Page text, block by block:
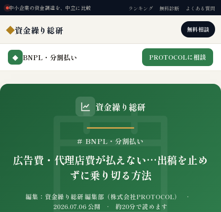
中小企業の資金調達を、中立に比較 ランキング 無料診断 よくある質問
◆資金繰り総研 無料相談
◆ BNPL・分割払い PROTOCOLに相談
資金繰り総研
# BNPL・分割払い
広告費・代理店費が払えない…出稿を止め
ずに乗り切る方法
編集：資金繰り総研 編集部（株式会社PROTOCOL） ·
2026.07.06 公開 · 約20分で読めます